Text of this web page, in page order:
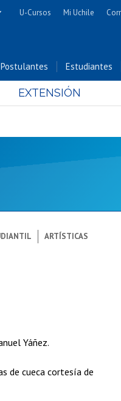
y Matemáticas
y Farmacéuticas
y Tecnología de
U-Cursos Mi Uchile
Postulantes Estudiantes
EXTENSIÓN
ARTÍSTICAS
Yáñez.
de cueca cortesía de